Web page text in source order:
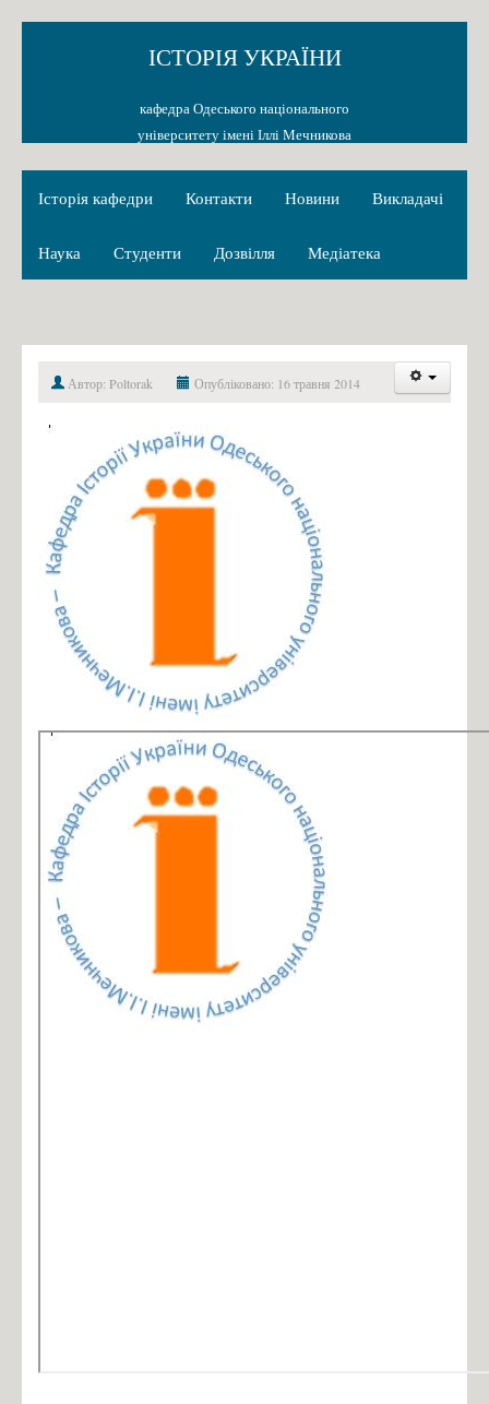
ІСТОРІЯ УКРАЇНИ
кафедра Одеського національного
університету імені Іллі Мечникова
Історія кафедри Контакти Новини Викладачі
Наука Студенти Дозвілля Медіатека
Автор: Poltorak Опубліковано: 16 травня 2014